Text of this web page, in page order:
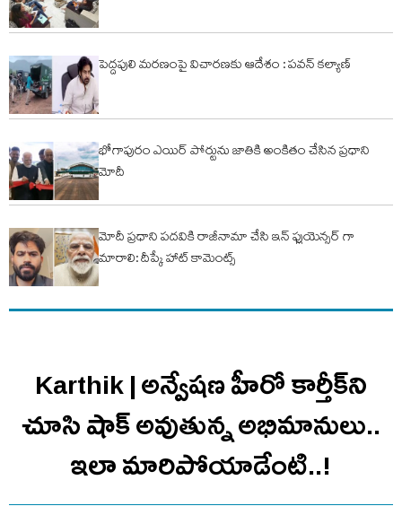
పెద్దపులి మరణంపై విచారణకు ఆదేశం : పవన్ కల్యాణ్
భోగాపురం ఎయిర్ పోర్టును జాతికి అంకితం చేసిన ప్రధాని
మోదీ
మోదీ ప్రధాని పదవికి రాజీనామా చేసి ఇన్ ఫ్లుయెన్సర్ గా
మారాలి: దీప్కే హాట్ కామెంట్స్
Karthik | అన్వేషణ హీరో కార్తీక్‌ని
చూసి షాక్ అవుతున్న అభిమానులు..
ఇలా మారిపోయాడేంటి..!